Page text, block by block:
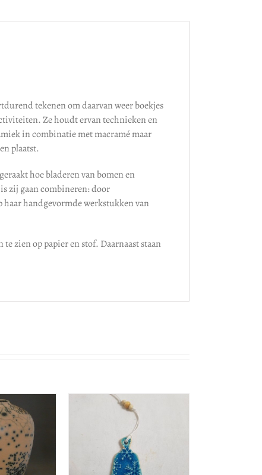
tekenen om daarvan weer boekjes
Ze houdt ervan technieken en
in combinatie met macramé maar
plaatst.
hoe bladeren van bomen en
zij gaan combineren: door
handgevormde werkstukken van
zien op papier en stof. Daarnaast staan